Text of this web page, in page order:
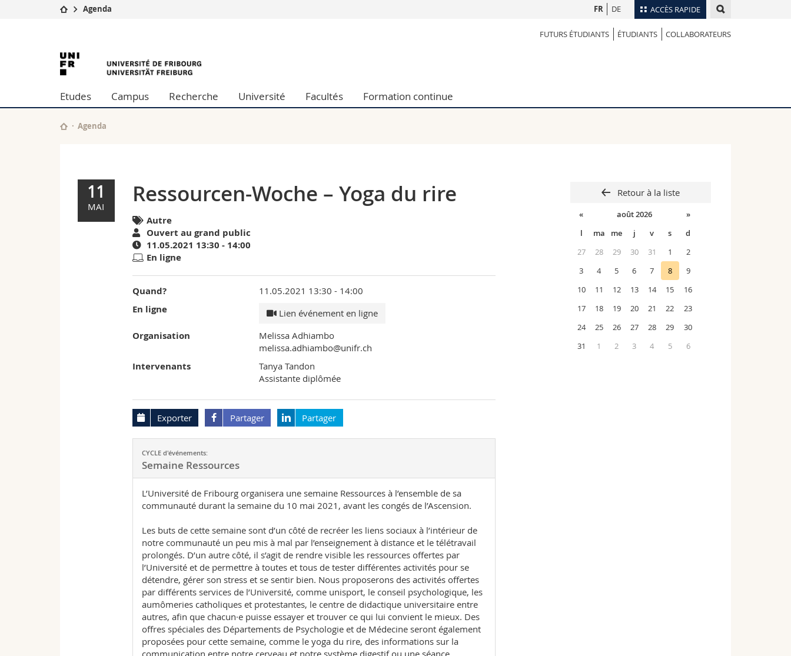
ACCÈS RAPIDE
Etudes
Campus
Université
Formation continue
Lettres et sciences humaines
Sciences de l'éducation et de la formation
Collaborateurs
Annuaire du personnel
Programme des cours
FR DE
Agenda
FUTURS ÉTUDIANTS ÉTUDIANTS COLLABORATEURS
Ressourcen-
Woche
–
Yoga
l'University
Etudes Campus Recherche Université Facultés Formation continue
Agenda
11
MAI Ressourcen-Woche – Yoga du rire
Autre
Ouvert au grand public
11.05.2021 13:30 - 14:00
En ligne
Quand? 11.05.2021 13:30 - 14:00
En ligne Lien événement en ligne
Organisation
Melissa Adhiambo
melissa.adhiambo@unifr.ch
Intervenants
Tanya Tandon
Assistante diplômée
Exporter Partager Partager
CYCLE d'événements:
Semaine Ressources
L’Université de Fribourg organisera une semaine Ressources à l’ensemble de sa
communauté durant la semaine du 10 mai 2021, avant les congés de l’Ascension.
Les buts de cette semaine sont d’un côté de recréer les liens sociaux à l’intérieur de
notre communauté un peu mis à mal par l’enseignement à distance et le télétravail
prolongés. D’un autre côté, il s’agit de rendre visible les ressources offertes par
l’Université et de permettre à toutes et tous de tester différentes activités pour se
détendre, gérer son stress et se sentir bien. Nous proposerons des activités offertes
par différents services de l’Université, comme unisport, le conseil psychologique, les
aumômeries catholiques et protestantes, le centre de didactique universitaire entre
autres, afin que chacun·e puisse essayer et trouver ce qui lui convient le mieux. Des
offres spéciales des Départements de Psychologie et de Médecine seront également
proposées pour cette semaine, comme le yoga du rire, des informations sur la
communication entre notre cerveau et notre système digestif ou une séance
Retour à la liste
« août 2026
»
l
ma me j v s
d
27
28 29 30 31 1
2
3
4 5 6 7 8
9
10
11 12 13 14 15
16
17
18 19 20 21 22
23
24
25 26 27 28 29
30
31
1 2 3 4 5 6